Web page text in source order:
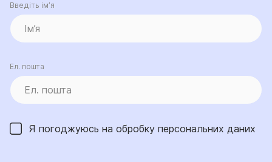
Введіть ім’я
Ел. пошта
Я погоджуюсь на обробку персональних даних